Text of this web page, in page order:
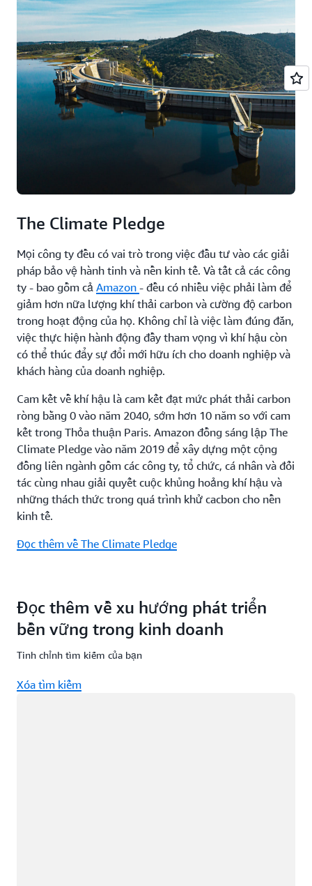
The Climate Pledge
Mọi công ty đều có vai trò trong việc đầu tư vào các giải
pháp bảo vệ hành tinh và nền kinh tế. Và tất cả các công
ty - bao gồm cả Amazon - đều có nhiều việc phải làm để
giảm hơn nữa lượng khí thải carbon và cường độ carbon
trong hoạt động của họ. Không chỉ là việc làm đúng đắn,
việc thực hiện hành động đầy tham vọng vì khí hậu còn
có thể thúc đẩy sự đổi mới hữu ích cho doanh nghiệp và
khách hàng của doanh nghiệp.
Cam kết về khí hậu là cam kết đạt mức phát thải carbon
ròng bằng 0 vào năm 2040, sớm hơn 10 năm so với cam
kết trong Thỏa thuận Paris. Amazon đồng sáng lập The
Climate Pledge vào năm 2019 để xây dựng một cộng
đồng liên ngành gồm các công ty, tổ chức, cá nhân và đối
tác cùng nhau giải quyết cuộc khủng hoảng khí hậu và
những thách thức trong quá trình khử cacbon cho nền
kinh tế.
Đọc thêm về The Climate Pledge
Đọc thêm về xu hướng phát triển
bền vững trong kinh doanh
Tinh chỉnh tìm kiếm của bạn
Xóa tìm kiếm